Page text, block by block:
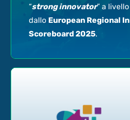
“strong innovator” a
dallo European Regional
Scoreboard 2025.